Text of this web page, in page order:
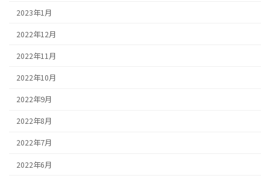
2023年1月
2022年12月
2022年11月
2022年10月
2022年9月
2022年8月
2022年7月
2022年6月